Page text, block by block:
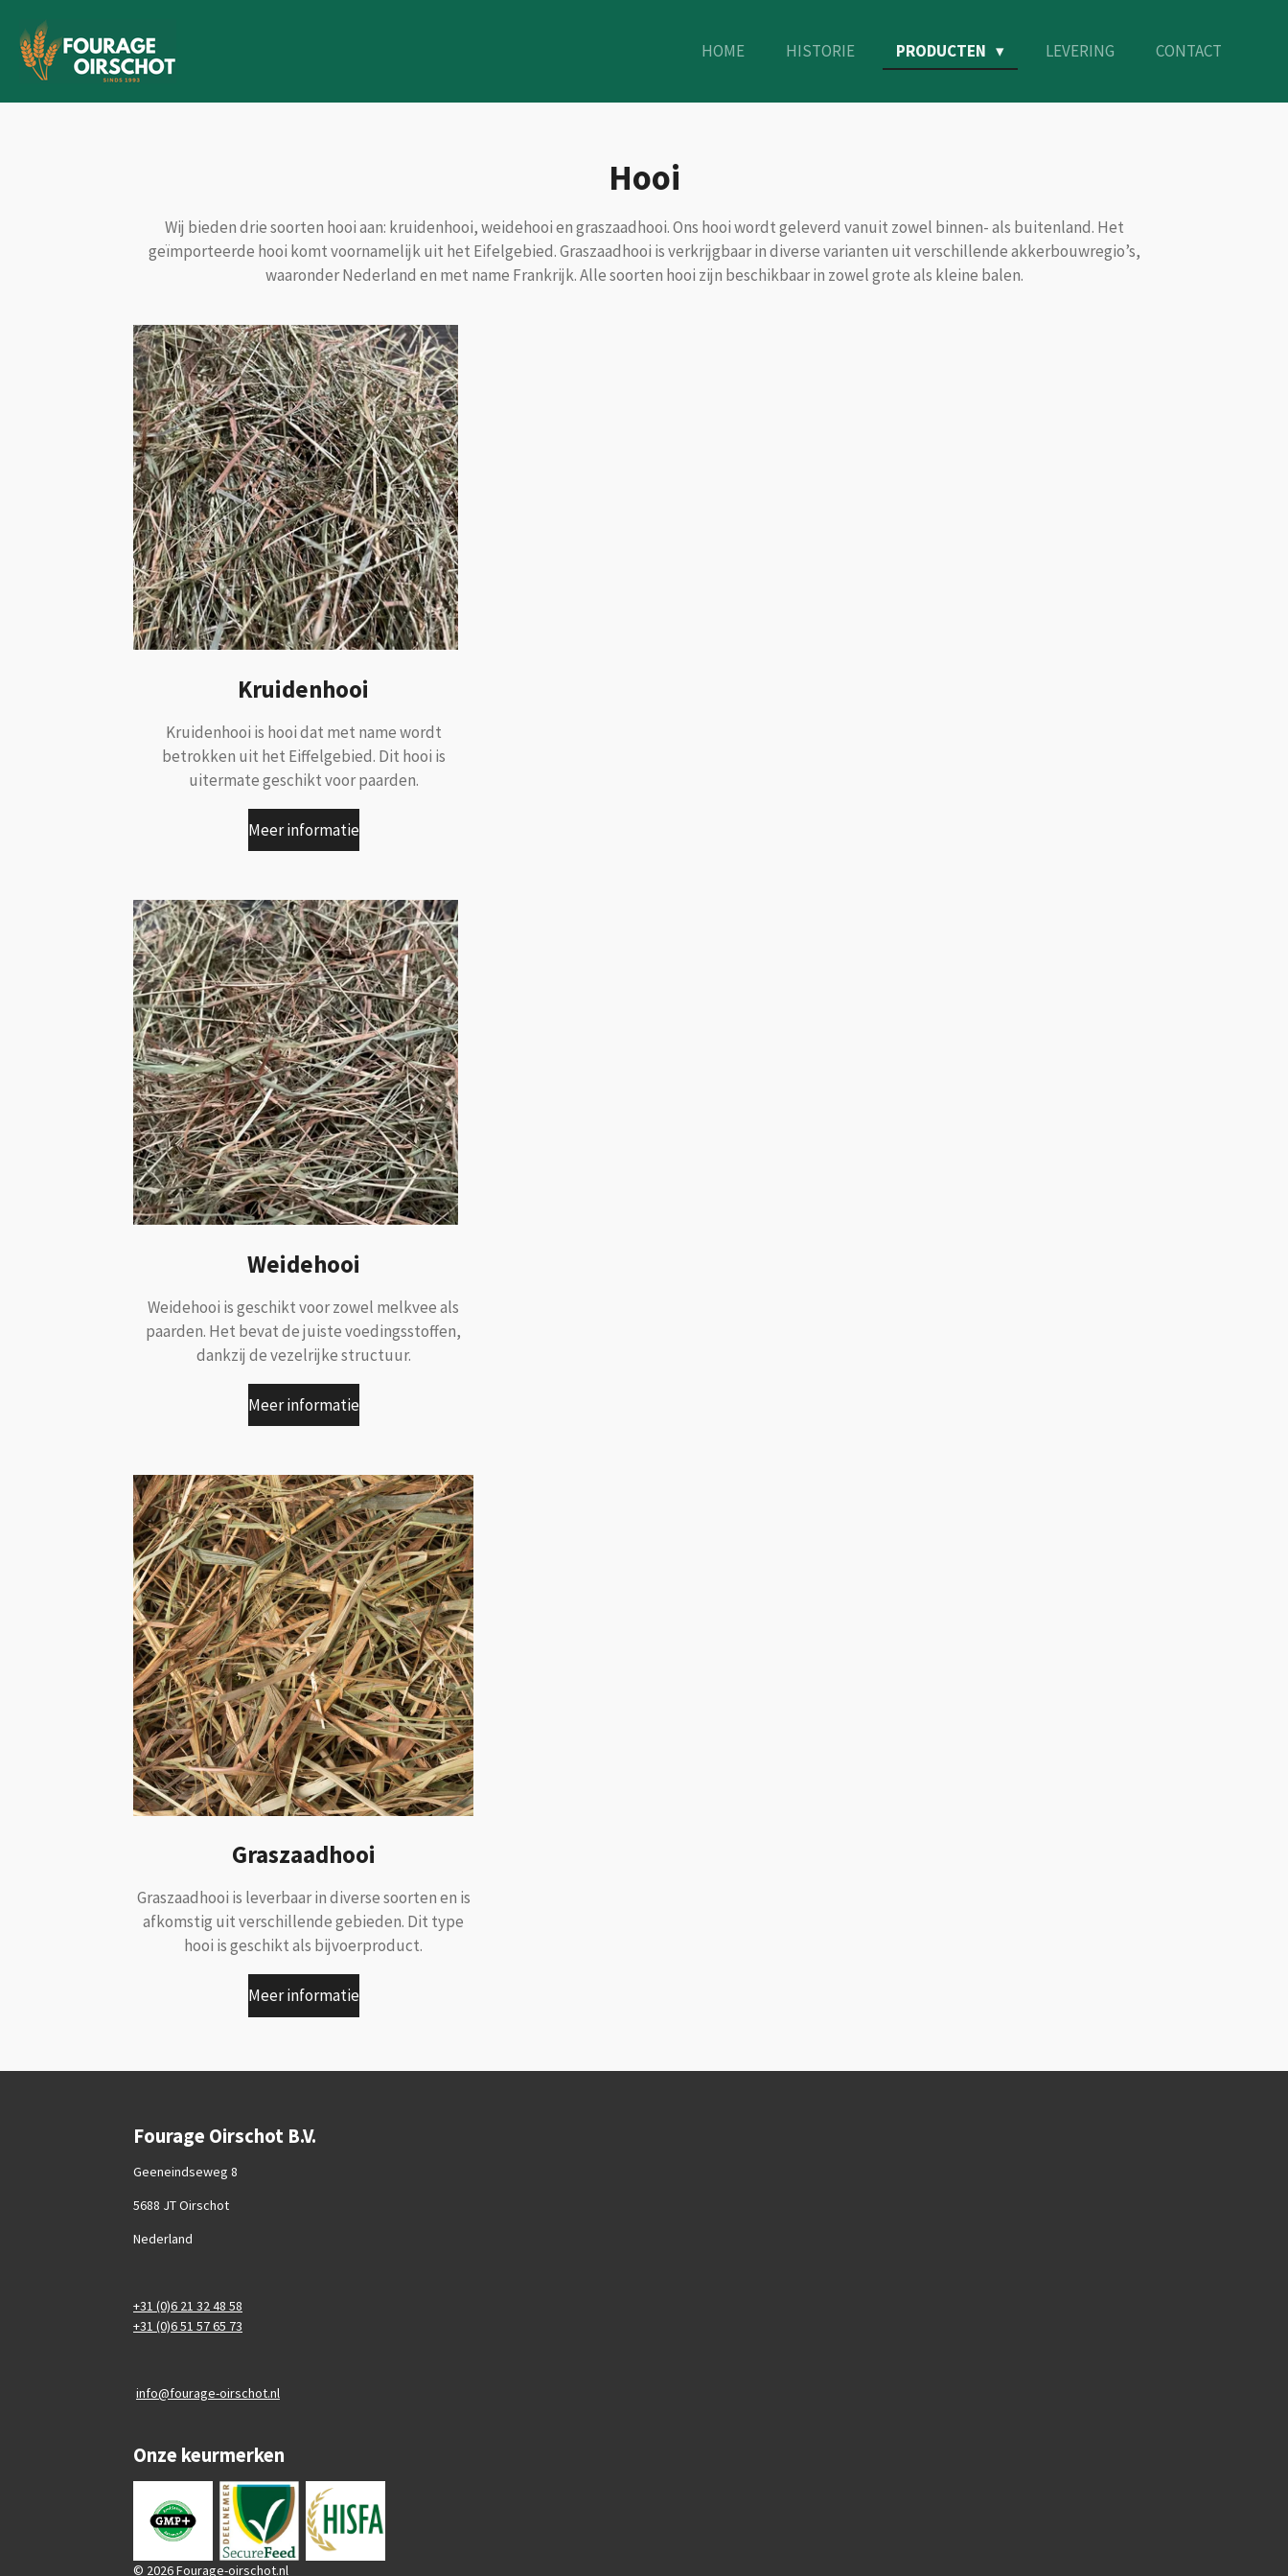
direct
naar
HOME HISTORIE PRODUCTEN LEVERING CONTACT
Hooi
Wij bieden drie soorten hooi aan: kruidenhooi, weidehooi en graszaadhooi. Ons hooi wordt geleverd vanuit zowel binnen- als buitenland. Het
geïmporteerde hooi komt voornamelijk uit het Eifelgebied. Graszaadhooi is verkrijgbaar in diverse varianten uit verschillende akkerbouwregio’s,
waaronder Nederland en met name Frankrijk. Alle soorten hooi zijn beschikbaar in zowel grote als kleine balen.
Kruidenhooi
Kruidenhooi is hooi dat met name wordt
betrokken uit het Eiffelgebied. Dit hooi is
uitermate geschikt voor paarden.
Meer informatie
Weidehooi
Weidehooi is geschikt voor zowel melkvee als
paarden. Het bevat de juiste voedingsstoffen,
dankzij de vezelrijke structuur.
Meer informatie
Graszaadhooi
Graszaadhooi is leverbaar in diverse soorten en is
afkomstig uit verschillende gebieden. Dit type
hooi is geschikt als bijvoerproduct.
Meer informatie
Fourage Oirschot B.V.
Geeneindseweg 8
5688 JT Oirschot
Nederland
+31 (0)6 21 32 48 58
+31 (0)6 51 57 65 73
info@fourage-oirschot.nl
Onze keurmerken
© 2026 Fourage-oirschot.nl